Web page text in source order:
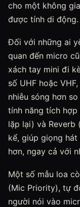
cho một không
được tính di động.
Đối với những ai
quan đến micro
xách tay mini đi
số UHF hoặc
nhiễu sóng hơn
tính năng tích
lặp lại) và Reverb
kể, giúp giọng
hơn, ngay cả với
Một số mẫu loa
(Mic Priority), tự
người nói vào